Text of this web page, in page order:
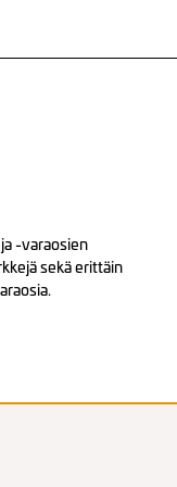
-varaosien
sekä erittäin